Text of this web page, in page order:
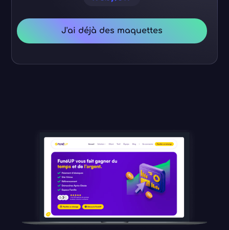
J'ai déjà des maquettes
RÉALISATIONS